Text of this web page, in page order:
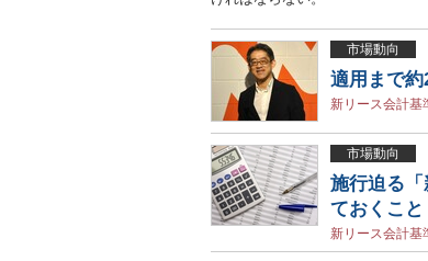
市場動向
適用まで
新リース会計基
市場動向
施行迫る
ておくこと
新リース会計基